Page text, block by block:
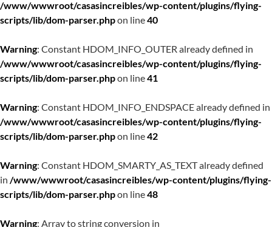
/www/wwwroot/casasincreibles/wp-content/plugins/flying-
scripts/lib/dom-parser.phpon line40
Warning: Constant HDOM_INFO_OUTER already defined in
/www/wwwroot/casasincreibles/wp-content/plugins/flying-
scripts/lib/dom-parser.phpon line41
Warning: Constant HDOM_INFO_ENDSPACE already defined in
/www/wwwroot/casasincreibles/wp-content/plugins/flying-
scripts/lib/dom-parser.phpon line42
Warning: Constant HDOM_SMARTY_AS_TEXT already defined
in /www/wwwroot/casasincreibles/wp-content/plugins/flying-
scripts/lib/dom-parser.phpon line48
Warning: Array to string conversion in